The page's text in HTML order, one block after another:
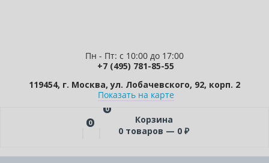
Пн - Пт: с 10:00 до 17:00
+7 (495) 781-85-55
119454, г. Москва, ул. Лобачевского, 92, корп. 2
Показать на карте
0
0
Корзина
0 товаров — 0 ₽